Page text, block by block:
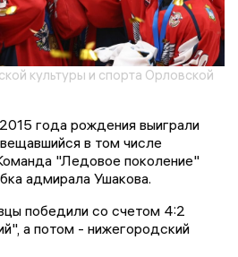
культуры и спорта Орловской
года рождения выиграли
в том числе
"Ледовое поколение"
адмирала Ушакова.
победили со счетом 4:2
а потом - нижегородский